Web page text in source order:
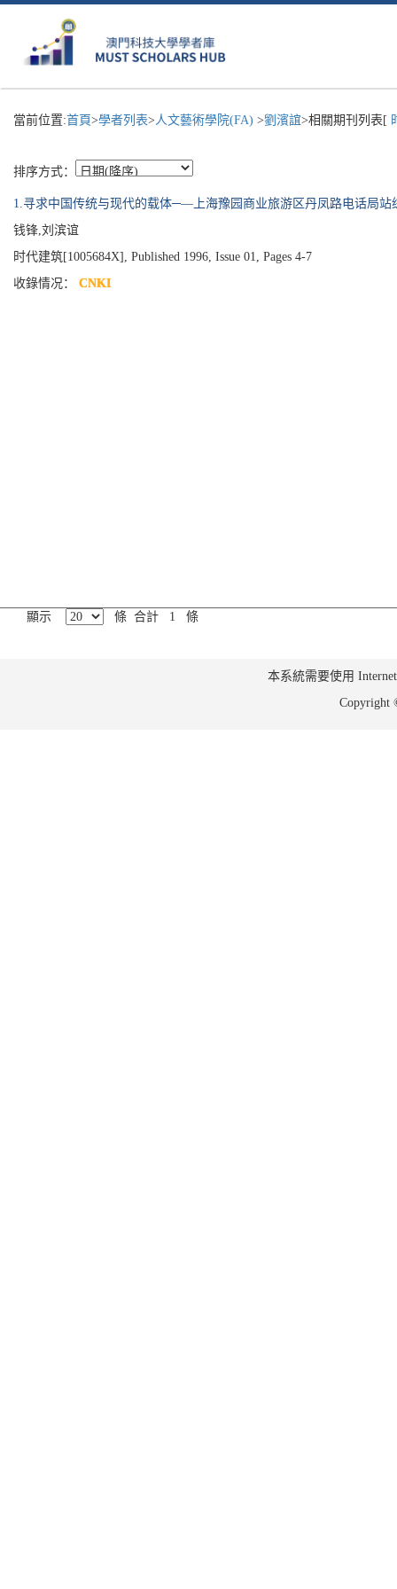
當前位置:首頁>學者列表>人文藝術學院(FA) >劉濱誼>相關期刊列表[
排序方式：
1.寻求中国传统与现代的载体─—上海豫园商业旅游区丹凤路电话局站
钱锋,刘滨谊
时代建筑[1005684X], Published 1996, Issue 01, Pages 4-7
收錄情况： CNKI
顯示 條 合計 1 條
本系統需要使用
Copyright